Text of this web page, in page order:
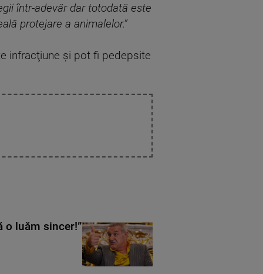
într-adevăr dar totodată este
protejare a animalelor.”
infracţiune şi pot fi pedepsite
o luăm sincer!”